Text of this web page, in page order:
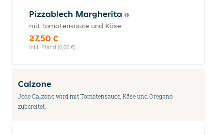
Pizzablech Margherita
mit Tomatensauce und Käse
27,50 €
inkl. Pfand (0,00 €)
Calzone
Jede Calzone wird mit Tomatensauce, Käse und Oregano
zubereitet.